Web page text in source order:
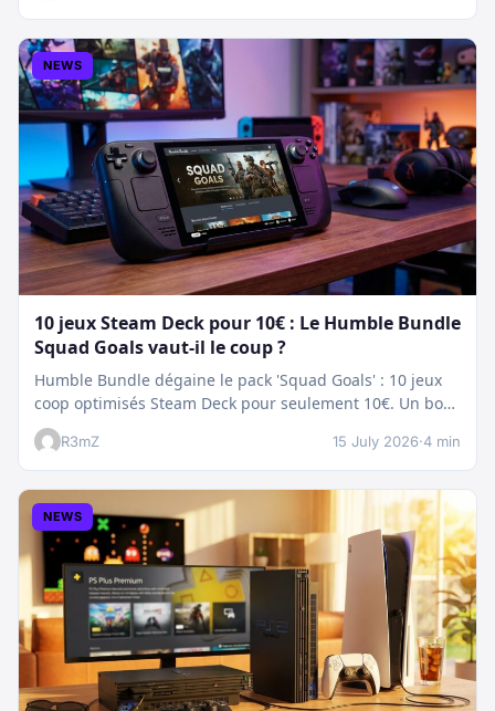
NEWS
10 jeux Steam Deck pour 10€ : Le Humble Bundle
Squad Goals vaut-il le coup ?
Humble Bundle dégaine le pack 'Squad Goals' : 10 jeux
coop optimisés Steam Deck pour seulement 10€. Un bon
plan…
R3mZ 15 July 2026·4 min
NEWS